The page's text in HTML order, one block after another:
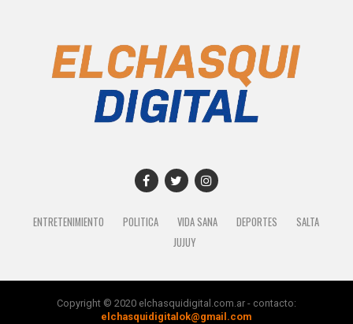
ENTRETENIMIENTO POLITICA VIDA SANA DEPORTES
SALTA
JUJUY
Copyright © 2020 elchasquidigital.com.ar - contacto:
elchasquidigitalok@gmail.com